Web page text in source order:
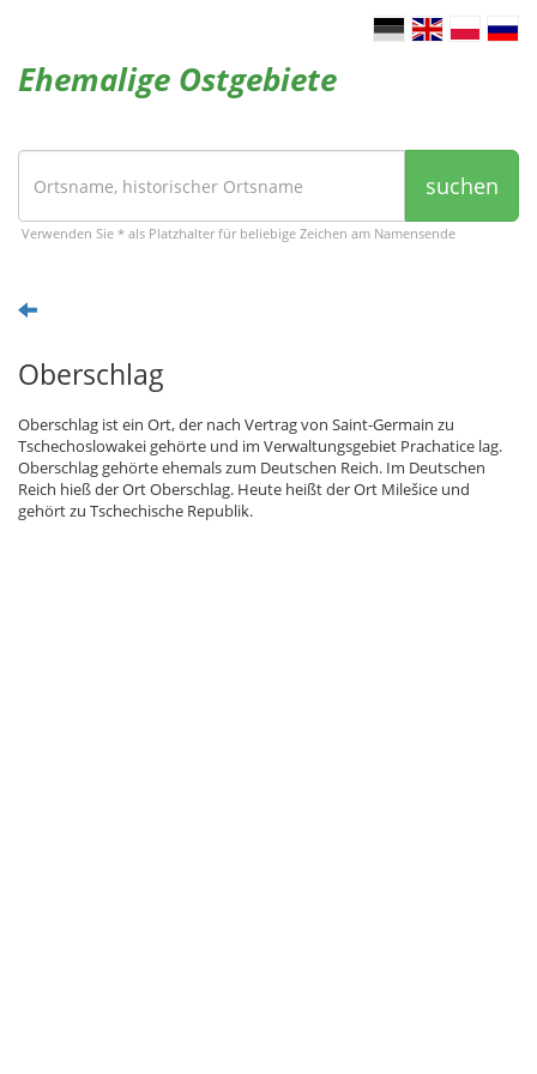
Ehemalige Ostgebiete
suchen
Verwenden Sie * als Platzhalter für beliebige Zeichen am Namensende
Oberschlag
Oberschlag ist ein Ort, der nach Vertrag von Saint-Germain zu
Tschechoslowakei gehörte und im Verwaltungsgebiet Prachatice lag.
Oberschlag gehörte ehemals zum Deutschen Reich. Im Deutschen
Reich hieß der Ort Oberschlag. Heute heißt der Ort Milešice und
gehört zu Tschechische Republik.